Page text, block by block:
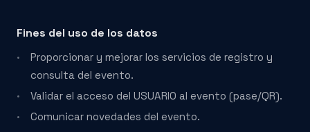
Fines del uso de los datos
Proporcionar y mejorar los servicios de registro y
consulta del evento.
Validar el acceso del USUARIO al evento (pase/QR).
Comunicar novedades del evento.